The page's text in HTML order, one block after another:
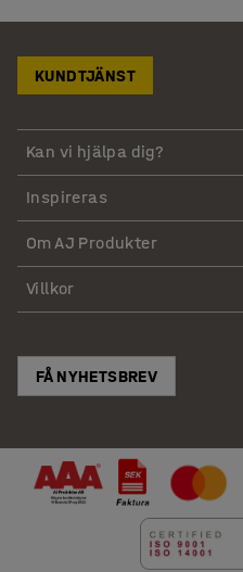
KUNDTJÄNST
Kan vi hjälpa dig?
Inspireras
Om AJ Produkter
Villkor
FÅ NYHETSBREV